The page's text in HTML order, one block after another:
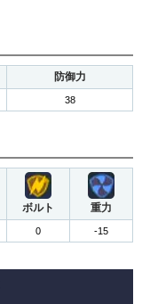
防御力
38
ボルト 重力
0 -15